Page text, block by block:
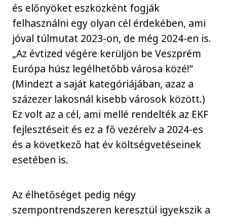
és előnyöket eszközként fogják
felhasználni egy olyan cél érdekében, ami
jóval túlmutat 2023-on, de még 2024-en is.
„Az évtized végére kerüljön be Veszprém
Európa húsz legélhetőbb városa közé!”
(Mindezt a saját kategóriájában, azaz a
százezer lakosnál kisebb városok között.)
Ez volt az a cél, ami mellé rendelték az EKF
fejlesztéseit és ez a fő vezérelv a 2024-es
és a következő hat év költségvetéseinek
esetében is.
Az élhetőséget pedig négy
szempontrendszeren keresztül igyekszik a